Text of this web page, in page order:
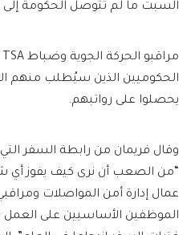
السبت ما لم تتوصل الحكومة إلى
الحكوميين الذين سيُطلب منهم
يحصلوا على رواتبهم.
وقال فريمان من رابطة السفر
“من الصعب أن نرى كيف يفوز
عمال إدارة أمن المواصلات
الموظفين الأساسيين على العمل